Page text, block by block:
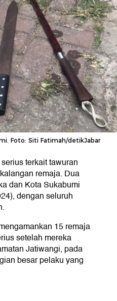
Foto: Siti Fatimah/detikJabar
terkait tawuran
remaja. Dua
dan Kota Sukabumi
dengan seluruh
15 remaja
setelah mereka
Jatiwangi, pada
besar pelaku yang